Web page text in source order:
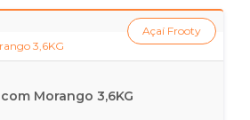
Morango 3,6KG
Açaí Frooty